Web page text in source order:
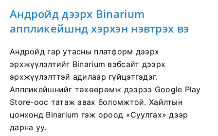
Андройд дээрх Binarium
аппликейшнд хэрхэн нэвтрэх вэ
Андройд гар утасны платформ дээрх
эрхжүүлэлтийг Binarium вэбсайт дээрх
эрхжүүлэлттэй адилаар гүйцэтгэдэг.
Аппликейшнийг төхөөрөмж дээрээ Google Play
Store-оос татаж авах боломжтой. Хайлтын
цонхонд Binarium гэж ороод «Суулгах» дээр
дарна уу.